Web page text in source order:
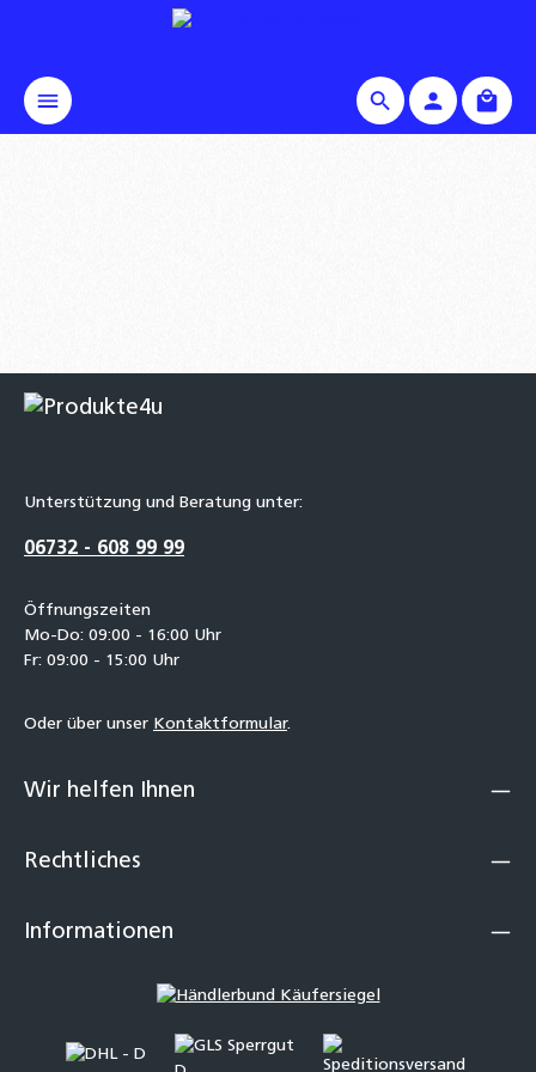
Unterstützung und Beratung unter:
06732 - 608 99 99
Öffnungszeiten
Mo-Do: 09:00 - 16:00 Uhr
Fr: 09:00 - 15:00 Uhr
Oder über unser Kontaktformular.
Wir helfen Ihnen
Rechtliches
Informationen